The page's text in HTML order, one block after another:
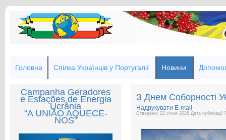
Головна Спілка Українців у Португалії Новини
Campanha Geradores
e Estações de Energia
Ucrânia
“A UNIÃO AQUECE-
NOS”
З Днем Соборності
Надрукувати E-mail
Створено: 22 січня 2026 Дата публікації